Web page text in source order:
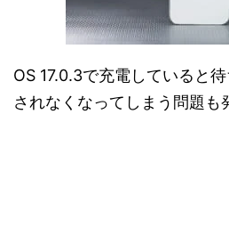
OS 17.0.3で充電していると
されなくなってしまう問題も